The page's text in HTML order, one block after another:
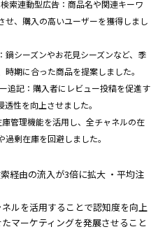
索連動型広告：商品名や関連キーワ
せ、購入の高いユーザーを獲得しまし
シーズンやお花見シーズンなど、季
期に合った商品を提案しました。
追記：購入者にレビュー投稿を促進す
性を向上させました。
管理機能を活用し、全チャネルの在
剰在庫を回避しました。
経由の流入が3倍に拡大 ・平均注
ルを活用することで認知度を向上
マーケティングを発展させること